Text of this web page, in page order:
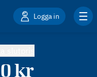
Logga in
kr